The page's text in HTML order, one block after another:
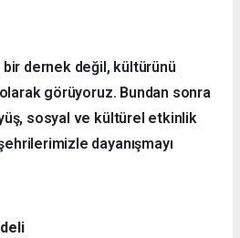
bir dernek değil, kültürünü
görüyoruz. Bundan sonra
sosyal ve kültürel etkinlik
dayanışmayı